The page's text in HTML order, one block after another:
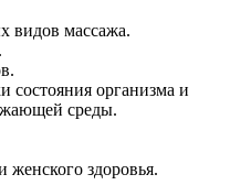
видов массажа.
состояния организма и
среды.
женского здоровья.